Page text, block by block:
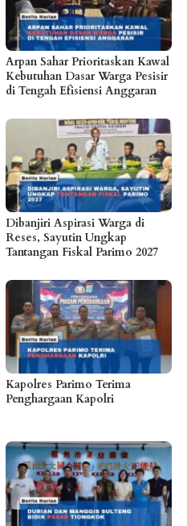
Arpan Sahar Prioritaskan Kawal
Kebutuhan Dasar Warga Pesisir
di Tengah Efisiensi Anggaran
Dibanjiri Aspirasi Warga di
Reses, Sayutin Ungkap
Tantangan Fiskal Parimo 2027
Kapolres Parimo Terima
Penghargaan Kapolri